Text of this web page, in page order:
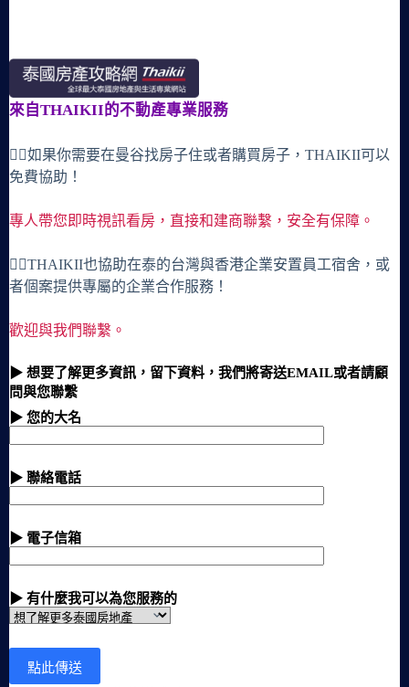
來自THAIKII的不動產專業服務
🙋‍♀️如果你需要在曼谷找房子住或者購買房子，THAIKII可以
免費協助！
專人帶您即時視訊看房，直接和建商聯繫，安全有保障。
🙋‍♀️THAIKII也協助在泰的台灣與香港企業安置員工宿舍，或
者個案提供專屬的企業合作服務！
歡迎與我們聯繫。
▶ 想要了解更多資訊，留下資料，我們將寄送EMAIL或者請顧
問與您聯繫
▶ 您的大名
▶ 聯絡電話
▶ 電子信箱
▶ 有什麼我可以為您服務的